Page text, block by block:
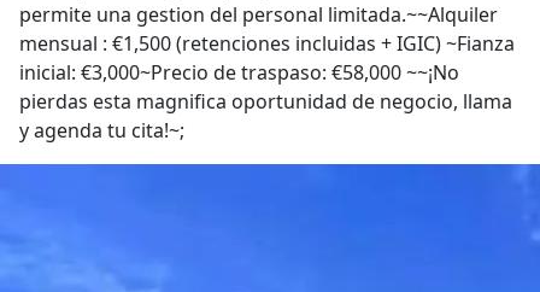
permite una gestion del personal limitada.~~Alquiler
mensual : €1,500 (retenciones incluidas + IGIC) ~Fianza
inicial: €3,000~Precio de traspaso: €58,000 ~~¡No
pierdas esta magnifica oportunidad de negocio, llama
y agenda tu cita!~;